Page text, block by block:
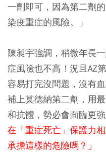
一劑即可，因為第二劑
染疫重症的風險。」
陳昶宇強調，稍微年長
症風險也不高！況且AZ
容易打完沒問題，沒有
補上莫德納第二劑，用
和抗體，勢必會面臨更
在「重症死亡」保護力
承擔這樣的危險嗎？」